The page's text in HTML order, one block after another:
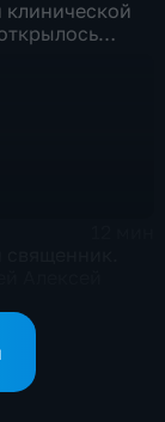
клинической